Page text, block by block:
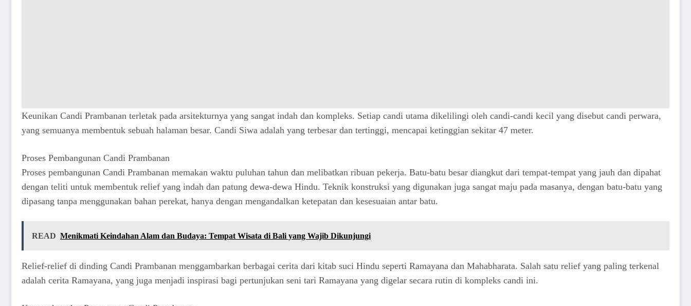
Keunikan Candi Prambanan terletak pada arsitekturnya yang sangat indah dan kompleks. Setiap candi utama dikelilingi oleh candi-candi kecil yang disebut candi perwara,
yang semuanya membentuk sebuah halaman besar. Candi Siwa adalah yang terbesar dan tertinggi, mencapai ketinggian sekitar 47 meter.
Proses Pembangunan Candi Prambanan
Proses pembangunan Candi Prambanan memakan waktu puluhan tahun dan melibatkan ribuan pekerja. Batu-batu besar diangkut dari tempat-tempat yang jauh dan dipahat
dengan teliti untuk membentuk relief yang indah dan patung dewa-dewa Hindu. Teknik konstruksi yang digunakan juga sangat maju pada masanya, dengan batu-batu yang
dipasang tanpa menggunakan bahan perekat, hanya dengan mengandalkan ketepatan dan kesesuaian antar batu.
READ Menikmati Keindahan Alam dan Budaya: Tempat Wisata di Bali yang Wajib Dikunjungi
Relief-relief di dinding Candi Prambanan menggambarkan berbagai cerita dari kitab suci Hindu seperti Ramayana dan Mahabharata. Salah satu relief yang paling terkenal
adalah cerita Ramayana, yang juga menjadi inspirasi bagi pertunjukan seni tari Ramayana yang digelar secara rutin di kompleks candi ini.